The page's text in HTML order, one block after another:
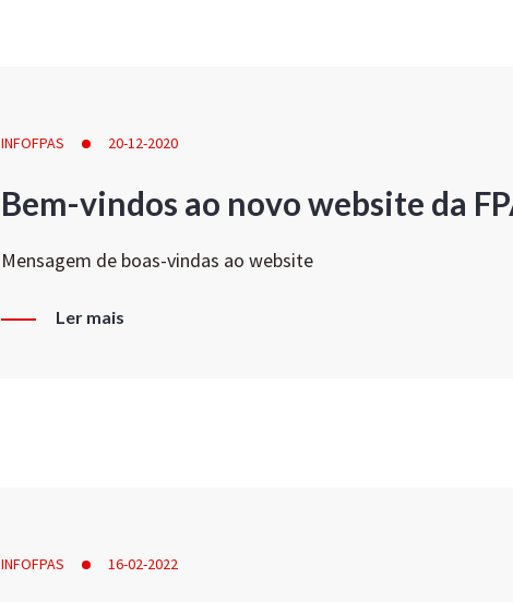
INFOFPAS 20-12-2020
Bem-vindos ao novo website da
Mensagem de boas-vindas ao website
Ler mais
INFOFPAS 16-02-2022